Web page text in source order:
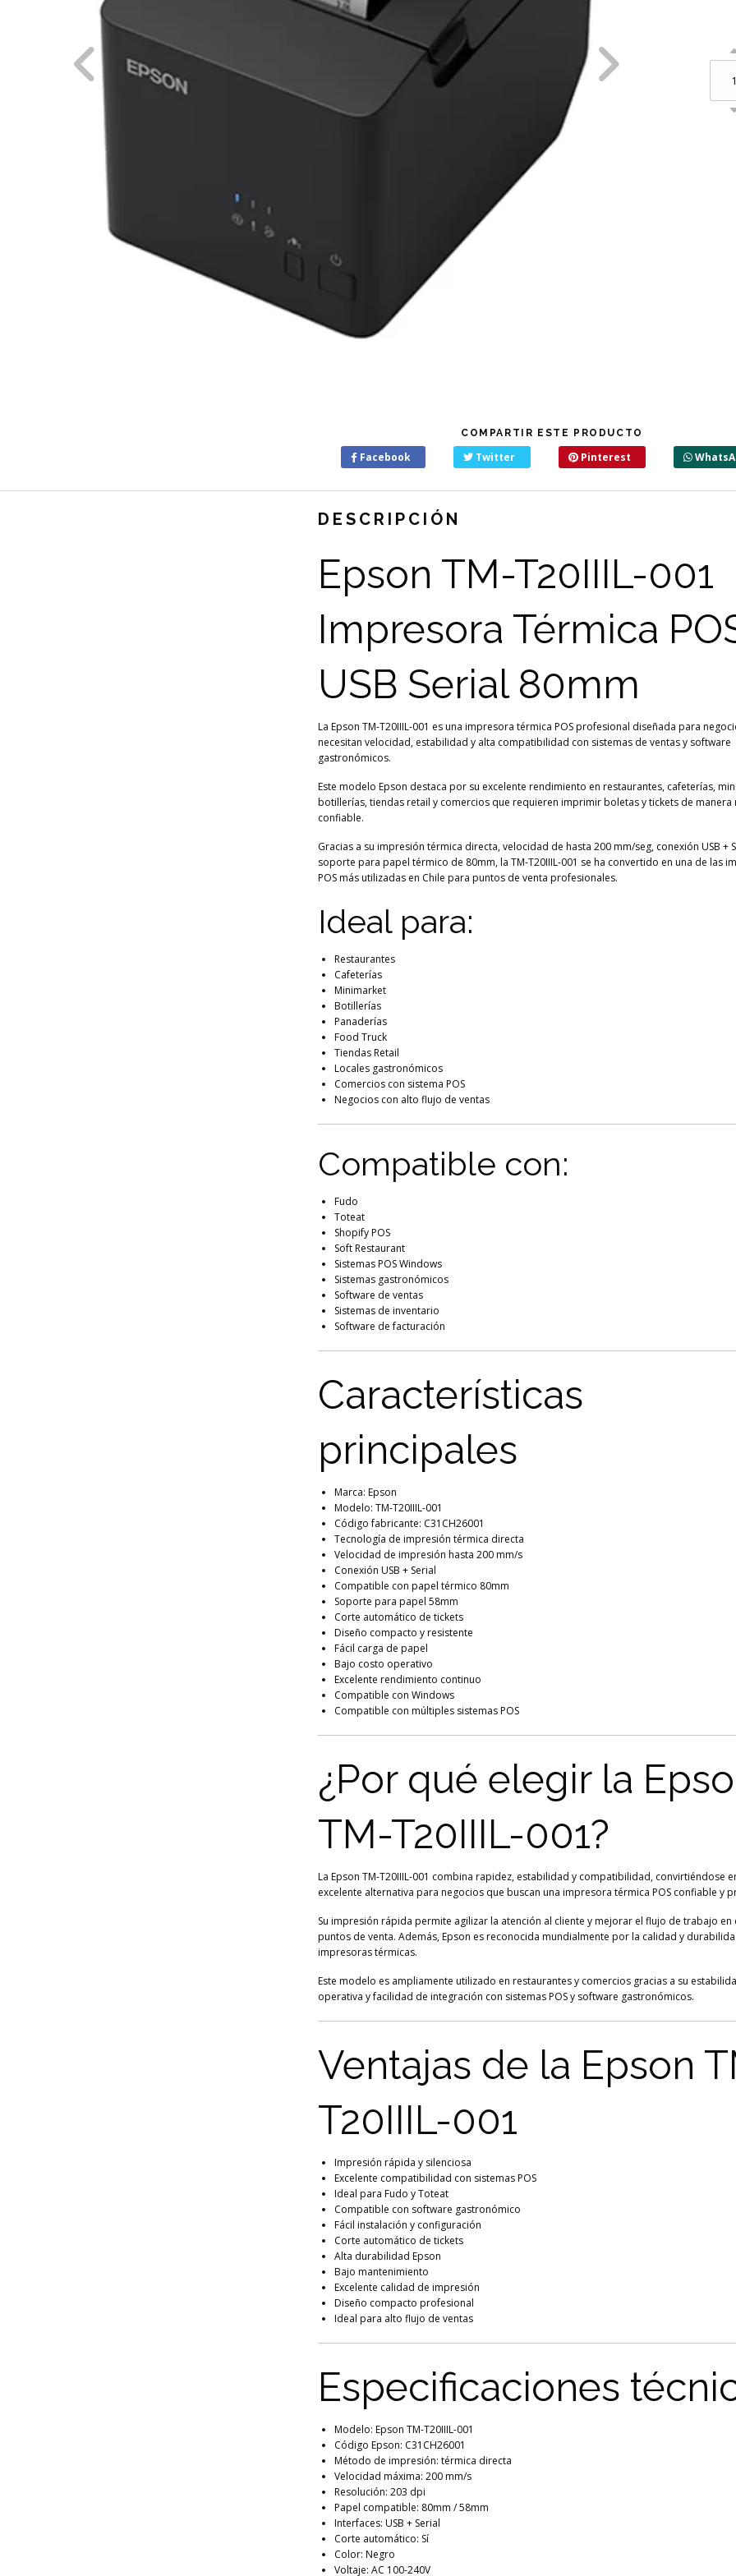
COMPARTIR ESTE PRODUCTO
Facebook Twitter Pinterest
DESCRIPCIÓN
Epson TM-T20IIIL-001
Impresora Térmica
USB Serial 80mm
La Epson TM-T20IIIL-001 es una impresora térmica POS profesional diseñada para
necesitan velocidad, estabilidad y alta compatibilidad con sistemas de ventas y software
gastronómicos.
Este modelo Epson destaca por su excelente rendimiento en restaurantes, cafeterías,
botillerías, tiendas retail y comercios que requieren imprimir boletas y tickets de manera
confiable.
Gracias a su impresión térmica directa, velocidad de hasta 200 mm/seg, conexión USB +
soporte para papel térmico de 80mm, la TM-T20IIIL-001 se ha convertido en una de las
POS más utilizadas en Chile para puntos de venta profesionales.
Ideal para:
Restaurantes
Cafeterías
Minimarket
Botillerías
Panaderías
Food Truck
Tiendas Retail
Locales gastronómicos
Comercios con sistema POS
Negocios con alto flujo de ventas
Compatible con:
Fudo
Toteat
Shopify POS
Soft Restaurant
Sistemas POS Windows
Sistemas gastronómicos
Software de ventas
Sistemas de inventario
Software de facturación
Características
principales
Marca: Epson
Modelo: TM-T20IIIL-001
Código fabricante: C31CH26001
Tecnología de impresión térmica directa
Velocidad de impresión hasta 200 mm/s
Conexión USB + Serial
Compatible con papel térmico 80mm
Soporte para papel 58mm
Corte automático de tickets
Diseño compacto y resistente
Fácil carga de papel
Bajo costo operativo
Excelente rendimiento continuo
Compatible con Windows
Compatible con múltiples sistemas POS
¿Por qué elegir la
TM-T20IIIL-001?
La Epson TM-T20IIIL-001 combina rapidez, estabilidad y compatibilidad, convirtiéndose
excelente alternativa para negocios que buscan una impresora térmica POS confiable y
Su impresión rápida permite agilizar la atención al cliente y mejorar el flujo de trabajo en
puntos de venta. Además, Epson es reconocida mundialmente por la calidad y
impresoras térmicas.
Este modelo es ampliamente utilizado en restaurantes y comercios gracias a su
operativa y facilidad de integración con sistemas POS y software gastronómicos.
Ventajas de la Epson
T20IIIL-001
Impresión rápida y silenciosa
Excelente compatibilidad con sistemas POS
Ideal para Fudo y Toteat
Compatible con software gastronómico
Fácil instalación y configuración
Corte automático de tickets
Alta durabilidad Epson
Bajo mantenimiento
Excelente calidad de impresión
Diseño compacto profesional
Ideal para alto flujo de ventas
Especificaciones
Modelo: Epson TM-T20IIIL-001
Código Epson: C31CH26001
Método de impresión: térmica directa
Velocidad máxima: 200 mm/s
Resolución: 203 dpi
Papel compatible: 80mm / 58mm
Interfaces: USB + Serial
Corte automático: Sí
Color: Negro
Voltaje: AC 100-240V